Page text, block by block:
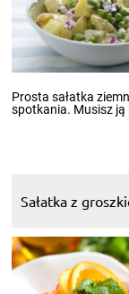
Prosta sałatka
spotkania. Musisz
Sałatka z